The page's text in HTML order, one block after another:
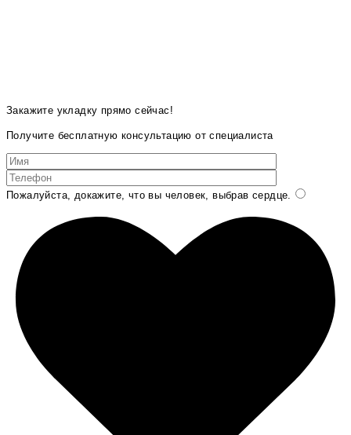
Закажите укладку прямо сейчас!
Получите бесплатную консультацию от специалиста
Пожалуйста, докажите, что вы человек, выбрав сердце